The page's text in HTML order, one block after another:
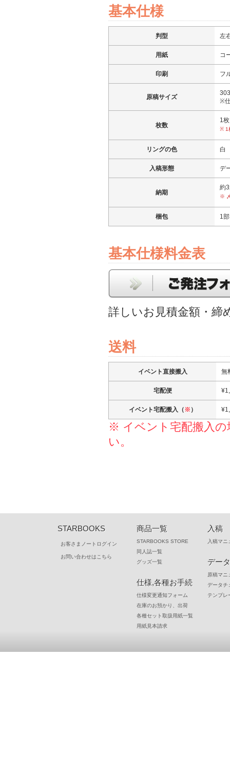
基本仕様
判型 左
用紙 コ
印刷 フ
原稿サイズ
※
枚数
1
※ 1
リングの色 白
入稿形態 デ
納期
約
※
梱包 1
基本仕様料金表
詳しいお見積金額・締
送料
イベント直接搬入 無
宅配便
イベント宅配搬入（※ ）
※ イベント宅配搬入の
い。
STARBOOKS
お客さまノートログイン
お問い合わせはこちら
商品一覧
STARBOOKS STORE
同人誌一覧
グッズ一覧
仕様,各種お手続
仕様変更通知フォーム
在庫のお預かり、出荷
各種セット取扱用紙一覧
用紙見本請求
入稿
入稿マニ
デー
原稿マニ
データチ
テンプレ